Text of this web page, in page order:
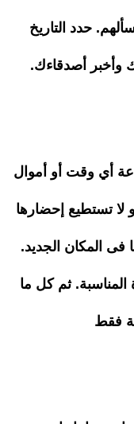
حدد التاريخ
وأخبر أصدقاءك.
أي وقت أو أموال
لا تستطيع إحضارها
فى المكان الجديد.
ثم كل ما
فقط